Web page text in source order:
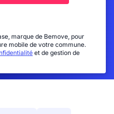
marque de Bemove, pour
mobile de votre commune.
et de gestion de